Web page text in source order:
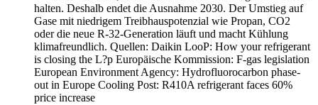
halten. Deshalb endet die Ausnahme 2030. Der Umstieg auf
Gase mit niedrigem Treibhauspotenzial wie Propan, CO2
oder die neue R-32-Generation läuft und macht Kühlung
klimafreundlich. Quellen: Daikin LooP: How your refrigerant
is closing the L?p Europäische Kommission: F-gas legislation
European Environment Agency: Hydrofluorocarbon phase-
out in Europe Cooling Post: R410A refrigerant faces 60%
price increase